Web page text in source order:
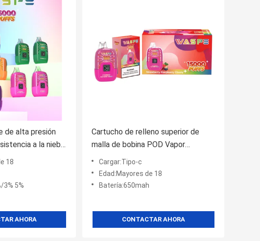
de alta presión
a la niebla
de malla de
18
3% 5%
AHORA
Cartucho de relleno superior de
malla de bobina POD Vapor
desechable con más de 10000
bocanadas y carga de tipo C
Cargar:Tipo-c
Edad:Mayores de 18
Batería:650mah
CONTACTAR AHORA